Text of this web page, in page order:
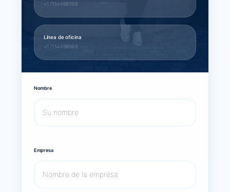
+1 7154498968
Línea de oficina
+1 7154498968
Nombre
Empresa